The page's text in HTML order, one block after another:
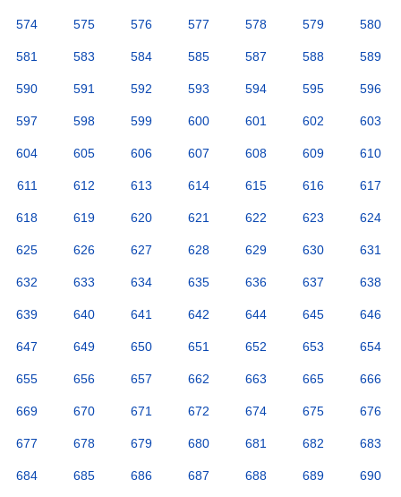
574 575 576 577 578 579 580
581 583 584 585 587 588 589
590 591 592 593 594 595 596
597 598 599 600 601 602 603
604 605 606 607 608 609 610
611 612 613 614 615 616 617
618 619 620 621 622 623 624
625 626 627 628 629 630 631
632 633 634 635 636 637 638
639 640 641 642 644 645 646
647 649 650 651 652 653 654
655 656 657 662 663 665 666
669 670 671 672 674 675 676
677 678 679 680 681 682 683
684 685 686 687 688 689 690